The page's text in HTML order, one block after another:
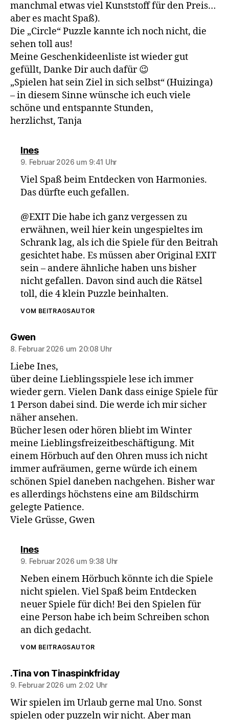
manchmal etwas viel Kunststoff für den Preis…
aber es macht Spaß).
Die „Circle“ Puzzle kannte ich noch nicht, die
sehen toll aus!
Meine Geschenkideenliste ist wieder gut
gefüllt, Danke Dir auch dafür 😉
„Spielen hat sein Ziel in sich selbst“ (Huizinga)
– in diesem Sinne wünsche ich euch viele
schöne und entspannte Stunden,
herzlichst, Tanja
Inessagt:
9. Februar 2026 um 9:41 Uhr
Viel Spaß beim Entdecken von Harmonies.
Das dürfte euch gefallen.
@EXIT Die habe ich ganz vergessen zu
erwähnen, weil hier kein ungespieltes im
Schrank lag, als ich die Spiele für den Beitrah
gesichtet habe. Es müssen aber Original EXIT
sein – andere ähnliche haben uns bisher
nicht gefallen. Davon sind auch die Rätsel
toll, die 4 klein Puzzle beinhalten.
VOM BEITRAGSAUTOR
Gwensagt:
8. Februar 2026 um 20:08 Uhr
Liebe Ines,
über deine Lieblingsspiele lese ich immer
wieder gern. Vielen Dank dass einige Spiele für
1 Person dabei sind. Die werde ich mir sicher
näher ansehen.
Bücher lesen oder hören bliebt im Winter
meine Lieblingsfreizeitbeschäftigung. Mit
einem Hörbuch auf den Ohren muss ich nicht
immer aufräumen, gerne würde ich einem
schönen Spiel daneben nachgehen. Bisher war
es allerdings höchstens eine am Bildschirm
gelegte Patience.
Viele Grüsse, Gwen
Inessagt:
9. Februar 2026 um 9:38 Uhr
Neben einem Hörbuch könnte ich die Spiele
nicht spielen. Viel Spaß beim Entdecken
neuer Spiele für dich! Bei den Spielen für
eine Person habe ich beim Schreiben schon
an dich gedacht.
VOM BEITRAGSAUTOR
.Tina von Tinaspinkfridaysagt:
9. Februar 2026 um 2:02 Uhr
Wir spielen im Urlaub gerne mal Uno. Sonst
spielen oder puzzeln wir nicht. Aber man